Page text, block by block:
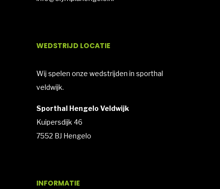
WEDSTRIJD LOCATIE
Wij spelen onze wedstrijden in sporthal
veldwijk.
Sporthal Hengelo Veldwijk
Kuipersdijk 46
7552 BJ Hengelo
INFORMATIE